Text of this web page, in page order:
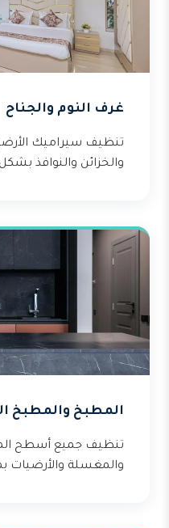
غرف النوم والجناح
تنظيف سيراميك
والخزائن والنوافذ
المطبخ والمطبخ
تنظيف جميع أسطح
والمغسلة والأرضيات